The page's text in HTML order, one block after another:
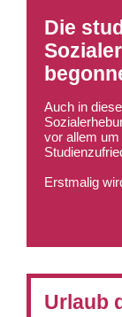
Die
Auch in
vor allem um
Erstmalig
Urlaub